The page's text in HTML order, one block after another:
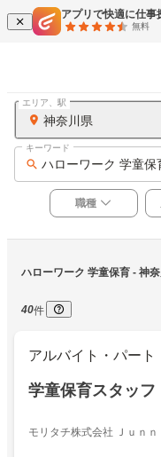
アプリで快適に仕事
無料
神奈川県
エリア、駅
ハローワーク 学童保
キーワード
職種
ハローワーク 学童保育 - 神
40件
アルバイト・パート
学童保育スタッフ
モリタチ株式会社 Ｊｕｎ